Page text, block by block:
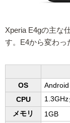
Xperia E4gの主な
す。E4から変わっ
OS
CPU
メモリ
1GB